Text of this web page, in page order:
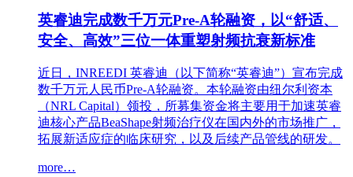
英睿迪完成数千万元Pre-A轮融资，以“舒适、
安全、高效”三位一体重塑射频抗衰新标准
近日，INREEDI 英睿迪（以下简称“英睿迪”）宣布完成
数千万元人民币Pre-A轮融资。本轮融资由纽尔利资本
（NRL Capital）领投，所募集资金将主要用于加速英睿
迪核心产品BeaShape射频治疗仪在国内外的市场推广，
拓展新适应症的临床研究，以及后续产品管线的研发。
more…